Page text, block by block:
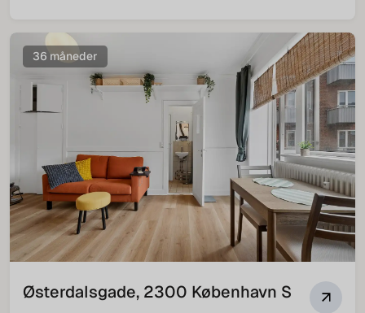
36 måneder
Østerdalsgade, 2300 København S